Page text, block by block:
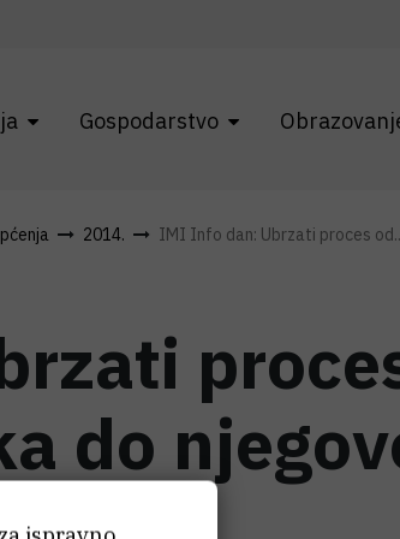
Gospodarstvo
2014. IMI Info dan: Ubrzati proces
do